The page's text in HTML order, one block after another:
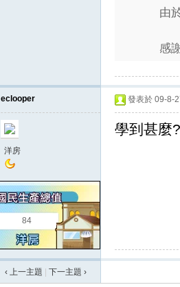
由
感
eclooper
洋房
84
發表於 09-8-
學到甚麼?
‹ 上一主題 下一主題 ›